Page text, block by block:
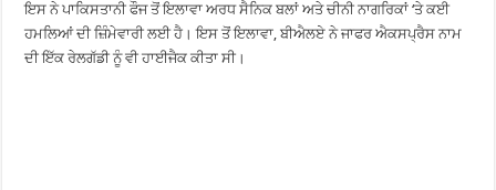
ਇਸ ਨੇ ਪਾਕਿਸਤਾਨੀ ਫੌਜ ਤੋਂ ਇਲਾਵਾ ਅਰਧ ਸੈਨਿਕ ਬਲਾਂ ਅਤੇ ਚੀਨੀ ਨਾਗਰਿਕਾਂ ‘ਤੇ ਕਈ
ਹਮਲਿਆਂ ਦੀ ਜ਼ਿੰਮੇਵਾਰੀ ਲਈ ਹੈ। ਇਸ ਤੋਂ ਇਲਾਵਾ, ਬੀਐਲਏ ਨੇ ਜਾਫਰ ਐਕਸਪ੍ਰੈਸ ਨਾਮ
ਦੀ ਇੱਕ ਰੇਲਗੱਡੀ ਨੂੰ ਵੀ ਹਾਈਜੈਕ ਕੀਤਾ ਸੀ।